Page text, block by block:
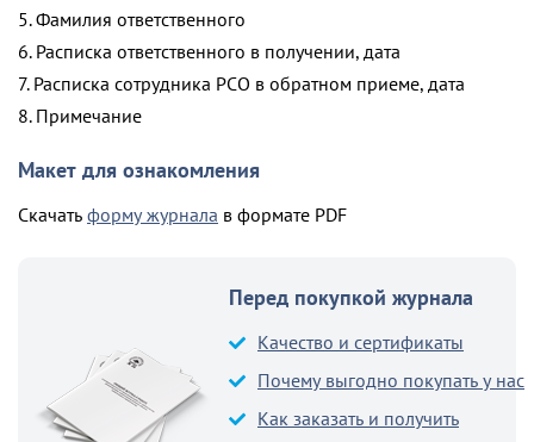
5. Фамилия ответственного
6. Расписка ответственного в получении, дата
7. Расписка сотрудника РСО в обратном приеме, дата
8. Примечание
Макет для ознакомления
Скачать форму журнала в формате PDF
Перед покупкой журнала
Качество и сертификаты
Почему выгодно покупать у нас
Как заказать и получить